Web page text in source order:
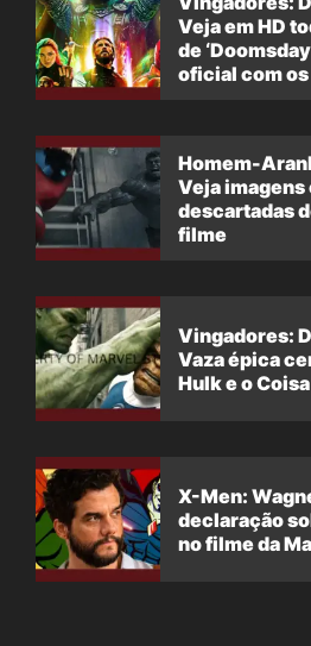
Veja em HD
de
oficial com
Homem-
Veja
descartadas
filme
Vingadores:
Vaza épica
Hulk e o Coisa
X-Men:
declaração
no filme da